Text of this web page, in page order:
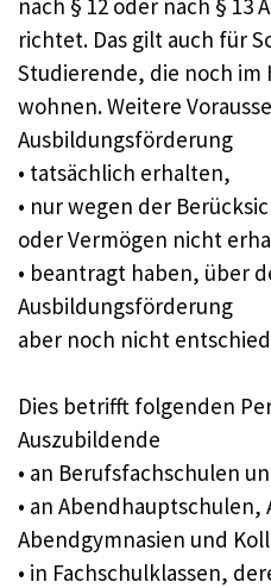
nach § 12 oder nach § 13
richtet. Das gilt auch für
Studierende, die noch im
wohnen. Weitere
Ausbildungsförderung
• tatsächlich erhalten,
• nur wegen der
oder Vermögen nicht
• beantragt haben, über
Ausbildungsförderung
aber noch nicht
Dies betrifft folgenden
Auszubildende
• an Berufsfachschulen
• an
Abendgymnasien und
• in Fachschulklassen,